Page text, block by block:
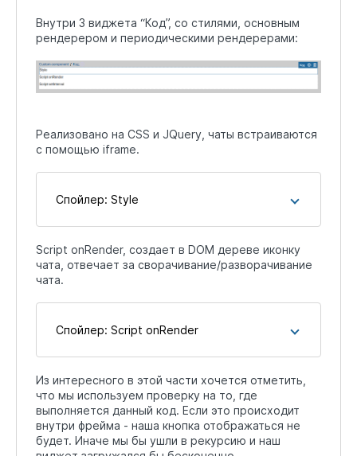
Внутри 3 виджета “Код”, со стилями, основным
рендерером и периодическими рендерерами:
Реализовано на CSS и JQuery, чаты встраиваются
с помощью iframe.
Спойлер: Style
Script onRender, создает в DOM дереве иконку
чата, отвечает за сворачивание/разворачивание
чата.
Спойлер: Script onRender
Из интересного в этой части хочется отметить,
что мы используем проверку на то, где
выполняется данный код. Если это происходит
внутри фрейма - наша кнопка отображаться не
будет. Иначе мы бы ушли в рекурсию и наш